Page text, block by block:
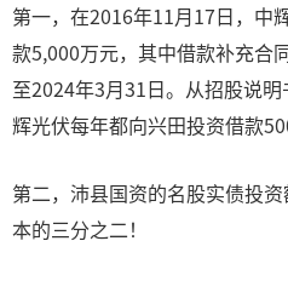
第一，在2016年11月17日，中
款5,000万元，其中借款补充合
至2024年3月31日。从招股说
辉光伏每年都向兴田投资借款
第二，沛县国资的名股实债投
本的三分之二！